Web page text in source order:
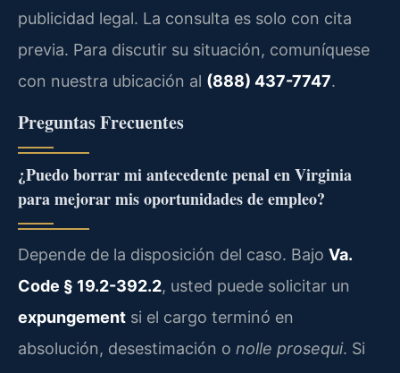
publicidad legal. La consulta es solo con cita
previa. Para discutir su situación, comuníquese
con nuestra ubicación al (888) 437-7747.
Preguntas Frecuentes
¿Puedo borrar mi antecedente penal en Virginia
para mejorar mis oportunidades de empleo?
Depende de la disposición del caso. Bajo Va.
Code § 19.2-392.2, usted puede solicitar un
expungement si el cargo terminó en
absolución, desestimación o nolle prosequi. Si